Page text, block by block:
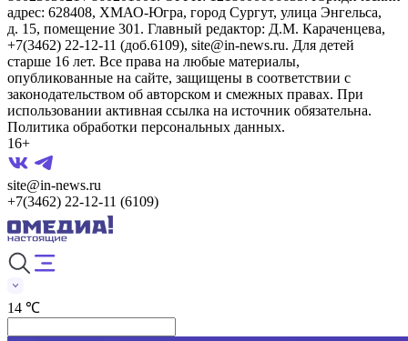
адрес: 628408, ХМАО-Югра, город Сургут, улица Энгельса,
д. 15, помещение 301. Главный редактор: Д.М. Караченцева,
+7(3462) 22-12-11 (доб.6109), site@in-news.ru. Для детей
старше 16 лет. Все права на любые материалы,
опубликованные на сайте, защищены в соответствии с
законодательством об авторском и смежных правах. При
использовании активная ссылка на источник обязательна.
Политика обработки персональных данных.
16+
site@in-news.ru
+7(3462) 22-12-11 (6109)
14 ℃